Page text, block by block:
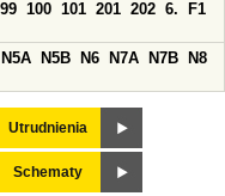
99 100 101 201 202 6.
F1
N5A N5B N6 N7A N7B
N8
Utrudnienia
Schematy